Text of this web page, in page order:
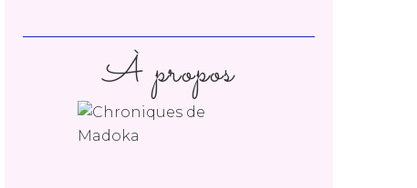
À propos